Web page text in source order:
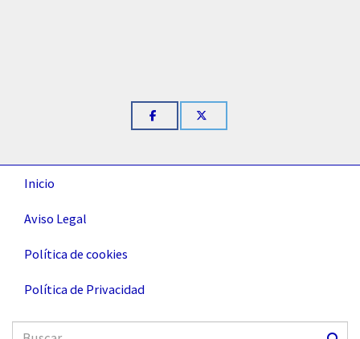
Inicio
Aviso Legal
Política de cookies
Política de Privacidad